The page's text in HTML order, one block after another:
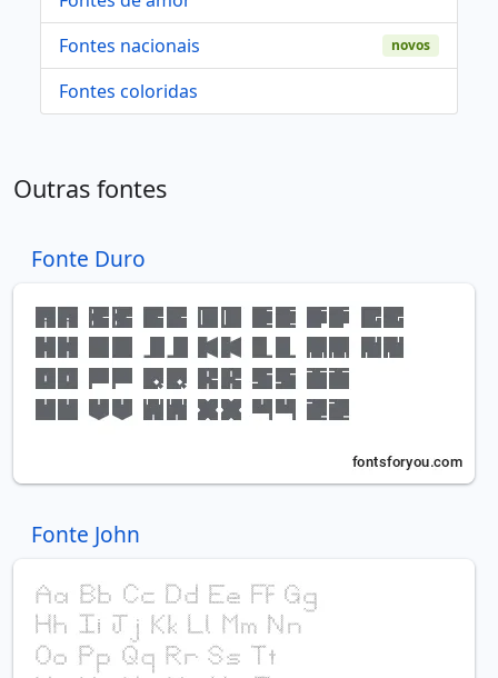
Fontes nacionais
novos
Fontes coloridas
Outras fontes
Fonte Duro
Fonte John